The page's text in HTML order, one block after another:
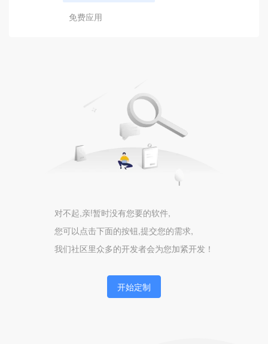
免费应用
对不起,亲!暂时没有您要的软件,
您可以点击下面的按钮,提交您的需求,
我们社区里众多的开发者会为您加紧开发！
开始定制